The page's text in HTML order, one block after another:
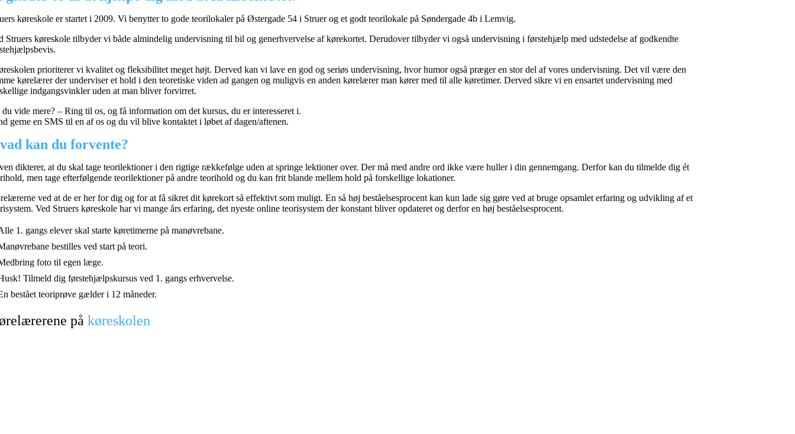
køreskole er startet i 2009. Vi benytter to gode teorilokaler på Østergade 54 i Struer og et godt teorilokale på Søndergade 4b i Lemvig.
Struers køreskole tilbyder vi både almindelig undervisning til bil og generhvervelse af kørekortet. Derudover tilbyder vi også undervisning i førstehjælp med udstedelse af godkendte
prioriterer vi kvalitet og fleksibilitet meget højt. Derved kan vi lave en god og seriøs undervisning, hvor humor også præger en stor del af vores undervisning. Det vil være den
kørelærer der underviser et hold i den teoretiske viden ad gangen og muligvis en anden kørelærer man kører med til alle køretimer. Derved sikre vi en ensartet undervisning med
indgangsvinkler uden at man bliver forvirret.
vide mere? – Ring til os, og få information om det kursus, du er interesseret i.
gerne en SMS til en af os og du vil blive kontaktet i løbet af dagen/aftenen.
kan du forvente?
dikterer, at du skal tage teorilektioner i den rigtige rækkefølge uden at springe lektioner over. Der må med andre ord ikke være huller i din gennemgang. Derfor kan du tilmelde dig ét
men tage efterfølgende teorilektioner på andre teorihold og du kan frit blande mellem hold på forskellige lokationer.
ved at de er her for dig og for at få sikret dit kørekort så effektivt som muligt. En så høj beståelsesprocent kan kun lade sig gøre ved at bruge opsamlet erfaring og udvikling af et
Ved Struers køreskole har vi mange års erfaring, det nyeste online teorisystem der konstant bliver opdateret og derfor en høj beståelsesprocent.
1. gangs elever skal starte køretimerne på manøvrebane.
bestilles ved start på teori.
foto til egen læge.
Tilmeld dig førstehjælpskursus ved 1. gangs erhvervelse.
bestået teoriprøve gælder i 12 måneder.
påkøreskolen